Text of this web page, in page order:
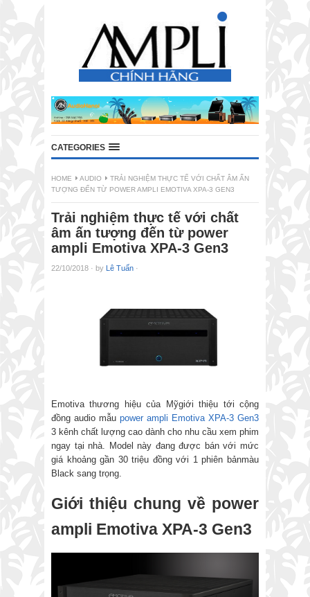
CATEGORIES
HOME AUDIO
TRẢI NGHIỆM THỰC TẾ VỚI CHẤT ÂM ẤN
TƯỢNG ĐẾN TỪ POWER AMPLI EMOTIVA XPA-3 GEN3
Trải nghiệm thực tế với chất
âm ấn tượng đến từ power
ampli Emotiva XPA-3 Gen3
22/10/2018 · by Lê Tuấn ·
Emotiva thương hiệu của Mỹgiới thiệu tới cộng
đồng audio mẫu power ampli Emotiva XPA-3 Gen3
3 kênh chất lượng cao dành cho nhu cầu xem phim
ngay tại nhà. Model này đang được bán với mức
giá khoảng gần 30 triệu đồng với 1 phiên bảnmàu
Black sang trọng.
Giới thiệu chung về power
ampli Emotiva XPA-3 Gen3